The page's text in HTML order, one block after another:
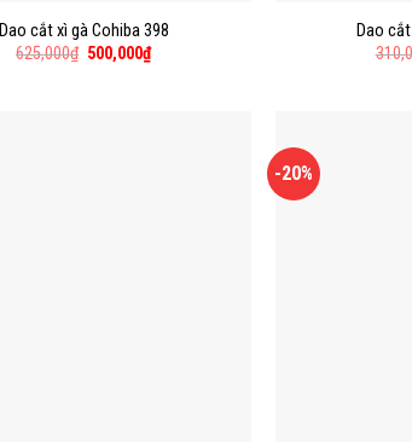
Dao cắt xì gà Cohiba 398
625,000₫ 500,000₫
Dao
-20%